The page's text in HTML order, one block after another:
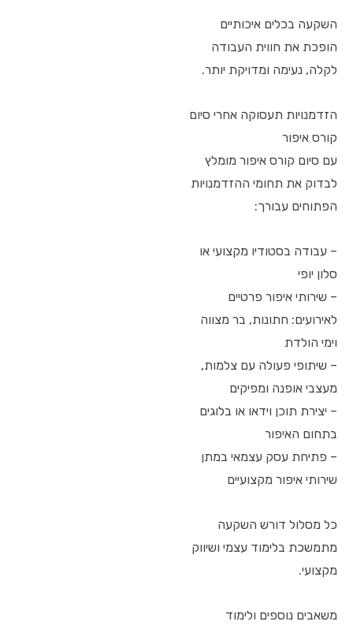
השקעה בכלים איכותיים
הופכת את חווית העבודה
לקלה, נעימה ומדויקת יותר.
הזדמנויות תעסוקה אחרי סיום
קורס איפור
עם סיום קורס איפור מומלץ
לבדוק את תחומי ההזדמנויות
הפתוחים עבורך:
– עבודה בסטודיו מקצועי או
סלון יופי
– שירותי איפור פרטיים
לאירועים: חתונות, בר מצווה
וימי הולדת
– שיתופי פעולה עם צלמות,
מעצבי אופנה ומפיקים
– יצירת תוכן וידאו או בלוגים
בתחום האיפור
– פתיחת עסק עצמאי במתן
שירותי איפור מקצועיים
כל מסלול דורש השקעה
מתמשכת בלימוד עצמי ושיווק
מקצועי.
משאבים נוספים ולימוד